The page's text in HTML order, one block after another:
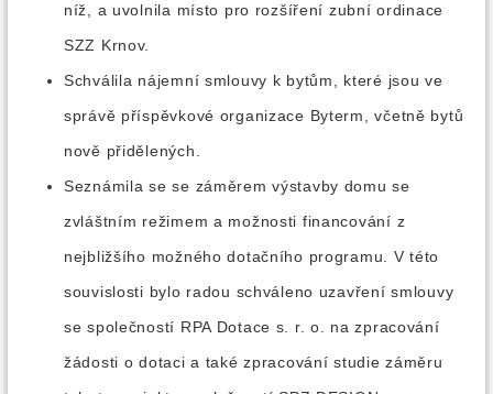
níž, a uvolnila místo pro rozšíření zubní ordinace
SZZ Krnov.
Schválila nájemní smlouvy k bytům, které jsou ve
správě příspěvkové organizace Byterm, včetně bytů
nově přidělených.
Seznámila se se záměrem výstavby domu se
zvláštním režimem a možnosti financování z
nejbližšího možného dotačního programu. V této
souvislosti bylo radou schváleno uzavření smlouvy
se společností RPA Dotace s. r. o. na zpracování
žádosti o dotaci a také zpracování studie záměru